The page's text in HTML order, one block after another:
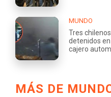
MUNDO
Tres
detenidos
cajero
MÁS DE